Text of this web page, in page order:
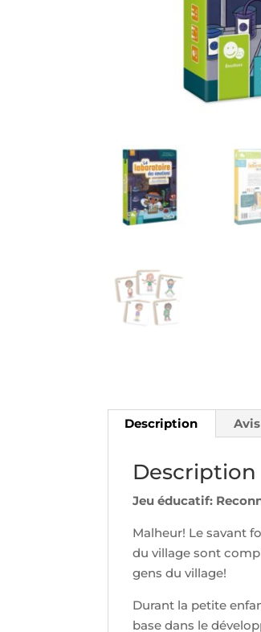
Description
Description
Jeu éducatif:
Malheur! Le savant
du village sont
gens du village!
Durant la petite
base dans le